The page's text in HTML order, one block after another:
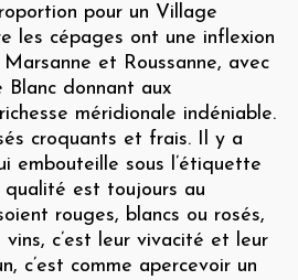
pour un Village
les cépages ont une inflexion
et Roussanne, avec
Blanc donnant aux
méridionale indéniable.
croquants et frais. Il y a
embouteille sous l’étiquette
est toujours au
rouges, blancs ou rosés,
c’est leur vivacité et leur
c’est comme apercevoir un